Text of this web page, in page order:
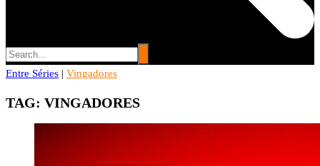
Entre Séries
Entre Séries | Vingadores
TAG: VINGADORES